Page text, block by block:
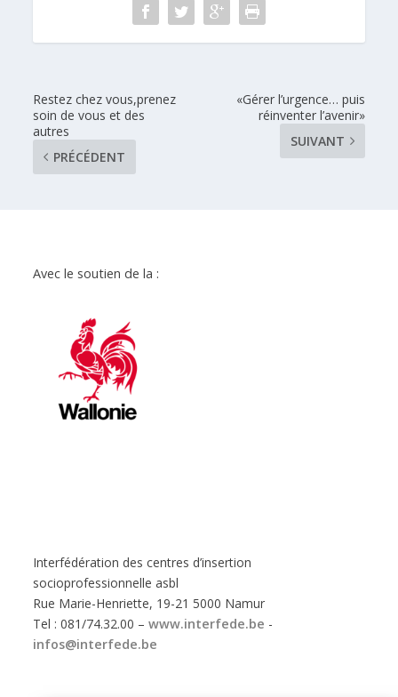
Restez chez vous,prenez
soin de vous et des
autres
PRÉCÉDENT
«Gérer l’urgence… puis
réinventer l’avenir»
SUIVANT
Avec le soutien de la :
Interfédération des centres d’insertion
socioprofessionnelle asbl
Rue Marie-Henriette, 19-21 5000 Namur
Tel : 081/74.32.00 –www.interfede.be -
infos@interfede.be